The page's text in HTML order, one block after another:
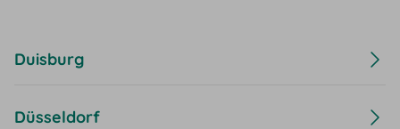
Duisburg
Düsseldorf